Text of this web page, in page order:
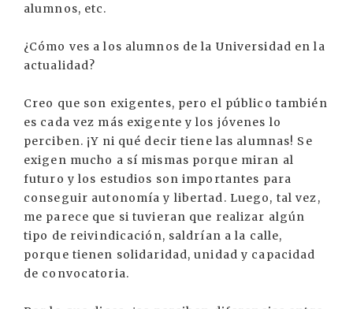
alumnos, etc.
¿Cómo ves a los alumnos de la Universidad en la
actualidad?
Creo que son exigentes, pero el público también
es cada vez más exigente y los jóvenes lo
perciben. ¡Y ni qué decir tiene las alumnas! Se
exigen mucho a sí mismas porque miran al
futuro y los estudios son importantes para
conseguir autonomía y libertad. Luego, tal vez,
me parece que si tuvieran que realizar algún
tipo de reivindicación, saldrían a la calle,
porque tienen solidaridad, unidad y capacidad
de convocatoria.